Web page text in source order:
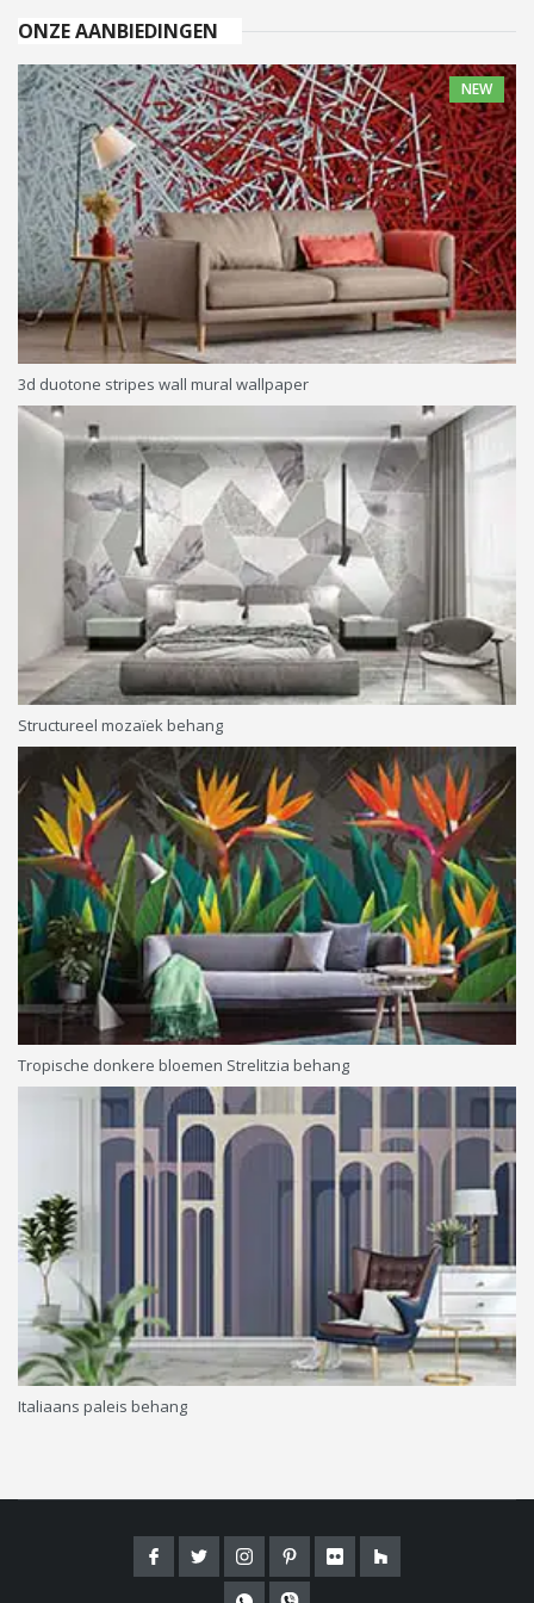
ONZE AANBIEDINGEN
NEW
3d duotone stripes wall mural wallpaper
Structureel mozaïek behang
Tropische donkere bloemen Strelitzia behang
Italiaans paleis behang